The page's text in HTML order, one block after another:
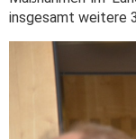
insgesamt weitere